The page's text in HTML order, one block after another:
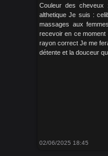
Couleur des
althetique Je suis :
massages aux
recevoir en ce moment
rayon correct Je me
détente et la douceur
02/06/2025 18:45